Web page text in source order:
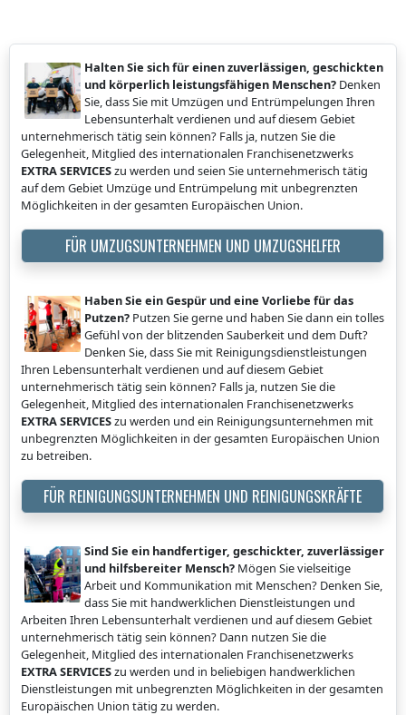
Halten Sie sich für einen zuverlässigen, geschickten
und körperlich leistungsfähigen Menschen? Denken
Sie, dass Sie mit Umzügen und Entrümpelungen Ihren
Lebensunterhalt verdienen und auf diesem Gebiet
unternehmerisch tätig sein können? Falls ja, nutzen Sie die
Gelegenheit, Mitglied des internationalen Franchisenetzwerks
EXTRA SERVICESzu werden und seien Sie unternehmerisch tätig
auf dem Gebiet Umzüge und Entrümpelung mit unbegrenzten
Möglichkeiten in der gesamten Europäischen Union.
FÜR UMZUGSUNTERNEHMEN UND UMZUGSHELFER
Haben Sie ein Gespür und eine Vorliebe für das
Putzen? Putzen Sie gerne und haben Sie dann ein tolles
Gefühl von der blitzenden Sauberkeit und dem Duft?
Denken Sie, dass Sie mit Reinigungsdienstleistungen
Ihren Lebensunterhalt verdienen und auf diesem Gebiet
unternehmerisch tätig sein können? Falls ja, nutzen Sie die
Gelegenheit, Mitglied des internationalen Franchisenetzwerks
EXTRA SERVICESzu werden und ein Reinigungsunternehmen mit
unbegrenzten Möglichkeiten in der gesamten Europäischen Union
zu betreiben.
FÜR REINIGUNGSUNTERNEHMEN UND REINIGUNGSKRÄFTE
Sind Sie ein handfertiger, geschickter, zuverlässiger
und hilfsbereiter Mensch? Mögen Sie vielseitige
Arbeit und Kommunikation mit Menschen? Denken Sie,
dass Sie mit handwerklichen Dienstleistungen und
Arbeiten Ihren Lebensunterhalt verdienen und auf diesem Gebiet
unternehmerisch tätig sein können? Dann nutzen Sie die
Gelegenheit, Mitglied des internationalen Franchisenetzwerks
EXTRA SERVICESzu werden und in beliebigen handwerklichen
Dienstleistungen mit unbegrenzten Möglichkeiten in der gesamten
Europäischen Union tätig zu werden.